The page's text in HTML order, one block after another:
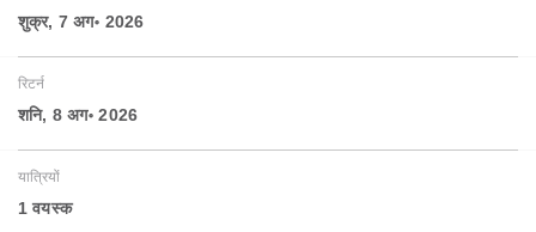
शुक्र, 7 अग॰ 2026
रिटर्न
शनि, 8 अग॰ 2026
यात्रियों
1 वयस्‍क